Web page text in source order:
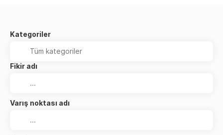
Kategoriler
Fikir adı
Varış noktası adı